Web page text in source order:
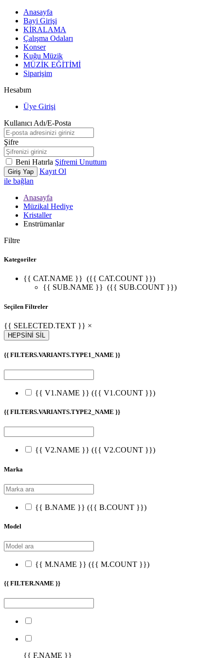
Anasayfa
Bayi Girişi
KİRALAMA
Çalışma Odaları
Konser
Kuğu Müzik
MÜZİK EĞİTİMİ
Siparişim
Hesabım
Üye Girişi
Kullanıcı Adı/E-Posta
Şifre
Beni Hatırla Şifremi Unuttum
Giriş Yap
Kayıt Ol
ile bağlan
Anasayfa
Müzikal Hediye
Kristaller
Enstrümanlar
Filtre
Kategoriler
{{ CAT.NAME }} ({{ CAT.COUNT }})
{{ SUB.NAME }} ({{ SUB.COUNT }})
Seçilen Filtreler
{{ SELECTED.TEXT }} ×
HEPSİNİ SİL
{{ FILTERS.VARIANTS.TYPE1_NAME }}
{{ V1.NAME }} ({{ V1.COUNT }})
{{ FILTERS.VARIANTS.TYPE2_NAME }}
{{ V2.NAME }} ({{ V2.COUNT }})
Marka
{{ B.NAME }} ({{ B.COUNT }})
Model
{{ M.NAME }} ({{ M.COUNT }})
{{ FILTER.NAME }}
{{ F.NAME }}